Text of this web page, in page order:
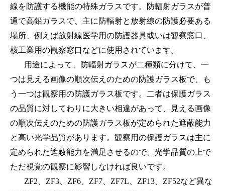
線を防護する機能の特殊ガラスです。防輻射ガラスが普
通で高鉛ガラスで、主に防輻射と放射線の防護必要ある
場所、例えば放射線医学用の防護器具或いは観察窓口、
核工業用の観察窓口などに使用されています。
用途によって、防輻射ガラスが二種類に分けて、一
つは見える画像の順次伝えのための防護ガラス板で、も
う一つは観察用の防護ガラス板です。二者は保護ガラス
の品質に対してわりに大きい相違があって、見える画像
の順次伝えのための防護ガラス板が定められた遮蔽能力
と高い光学品質があります。観察用の保護ガラスは主に
定められた遮蔽能力を満足させるので、光学品質の上で
ただ視覚の観察に影響しなければ良いです。
ZF2、ZF3、ZF6、ZF7、ZF7L、ZF13、ZF52など異な